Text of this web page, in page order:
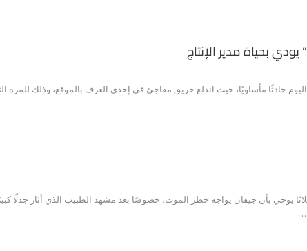
بحياة مدير الإنتاج
حادثًا مأساويًا، حيث اندلع حريق مفاجئ في إحدى الغرف بالموقع، وذلك للمرة
يوحي بأن جيفان يواجه خطر الموت، خصوصًا بعد مشهد الطبيب الذي أثار جدلًا